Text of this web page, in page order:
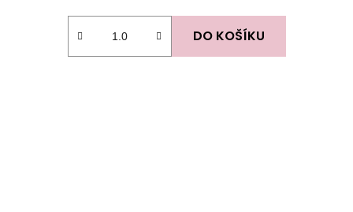
DO KOŠÍKU